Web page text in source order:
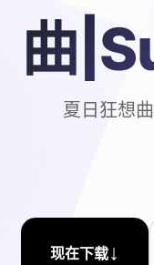
曲
夏日狂想
现在下载↓